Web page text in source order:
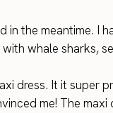
the meantime. I
whale sharks,
dress. It it super
me! The